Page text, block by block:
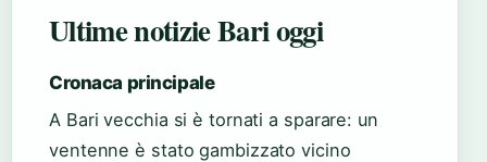
Ultime notizie Bari oggi
Cronaca principale
A Bari vecchia si è tornati a sparare: un
ventenne è stato gambizzato vicino